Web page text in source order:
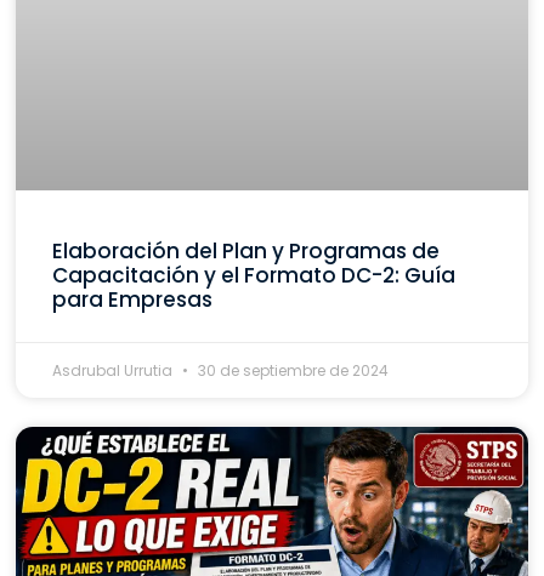
Elaboración del Plan y Programas de
Capacitación y el Formato DC-2: Guía
para Empresas
Asdrubal Urrutia 30 de septiembre de 2024